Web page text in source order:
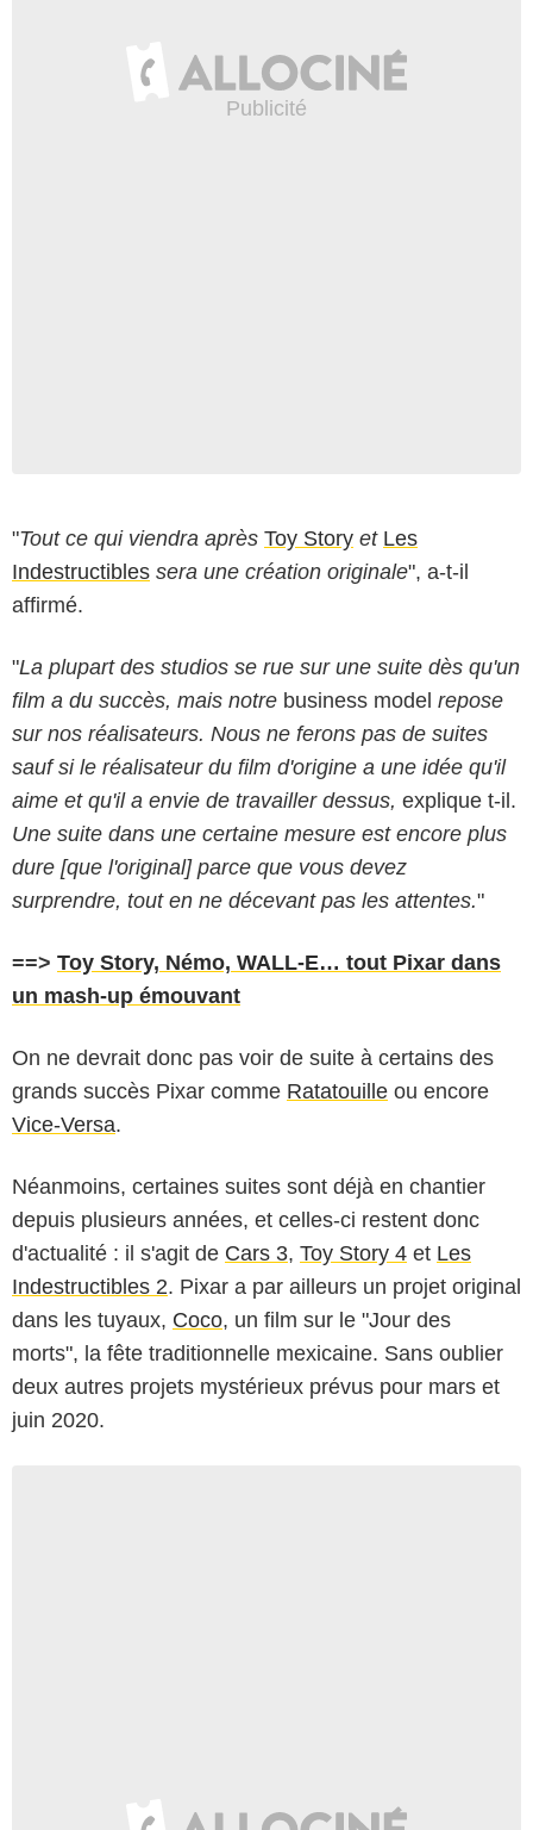
"Tout ce qui viendra après Toy Story et Les
Indestructibles sera une création originale", a-t-il
affirmé.
"La plupart des studios se rue sur une suite dès qu'un
film a du succès, mais notre business model repose
sur nos réalisateurs. Nous ne ferons pas de suites
sauf si le réalisateur du film d'origine a une idée qu'il
aime et qu'il a envie de travailler dessus, explique t-il.
Une suite dans une certaine mesure est encore plus
dure [que l'original] parce que vous devez
surprendre, tout en ne décevant pas les attentes."
==> Toy Story, Némo, WALL-E… tout Pixar dans
un mash-up émouvant
On ne devrait donc pas voir de suite à certains des
grands succès Pixar comme Ratatouille ou encore
Vice-Versa.
Néanmoins, certaines suites sont déjà en chantier
depuis plusieurs années, et celles-ci restent donc
d'actualité : il s'agit de Cars 3, Toy Story 4 et Les
Indestructibles 2. Pixar a par ailleurs un projet original
dans les tuyaux, Coco, un film sur le "Jour des
morts", la fête traditionnelle mexicaine. Sans oublier
deux autres projets mystérieux prévus pour mars et
juin 2020.